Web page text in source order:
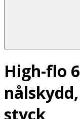
High-flo
styck